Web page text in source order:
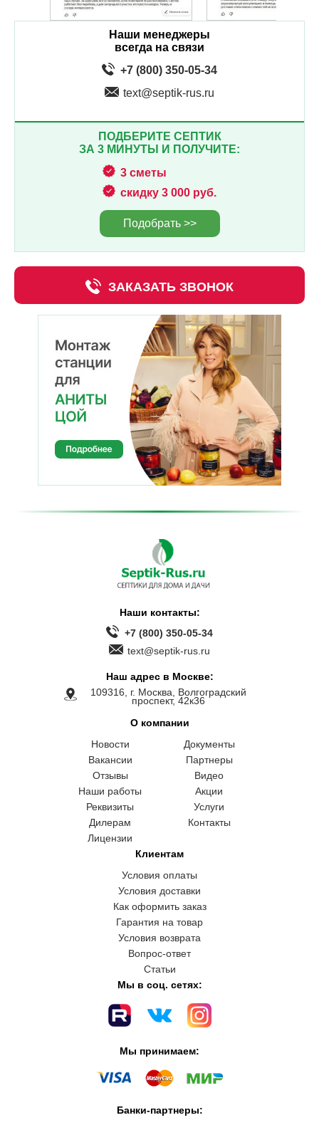
Наши менеджеры
всегда на связи
+7 (800) 350-05-34
text@septik-rus.ru
ПОДБЕРИТЕ СЕПТИК
ЗА 3 МИНУТЫ И ПОЛУЧИТЕ:
3 сметы
скидку 3 000 руб.
Подобрать >>
ЗАКАЗАТЬ ЗВОНОК
Наши контакты:
+7 (800) 350-05-34
text@septik-rus.ru
Наш адрес в Москве:
109316, г. Москва, Волгоградский
проспект, 42к36
О компании
Новости
Документы
Вакансии
Партнеры
Отзывы
Видео
Наши работы
Акции
Реквизиты
Услуги
Дилерам
Контакты
Лицензии
Клиентам
Условия оплаты
Условия доставки
Как оформить заказ
Гарантия на товар
Условия возврата
Вопрос-ответ
Статьи
Мы в соц. сетях:
Мы принимаем:
Банки-партнеры: